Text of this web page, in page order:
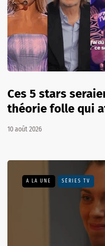
Ces 5 stars
théorie folle qui
10 août 2026
A LA UNE SÉRIES TV